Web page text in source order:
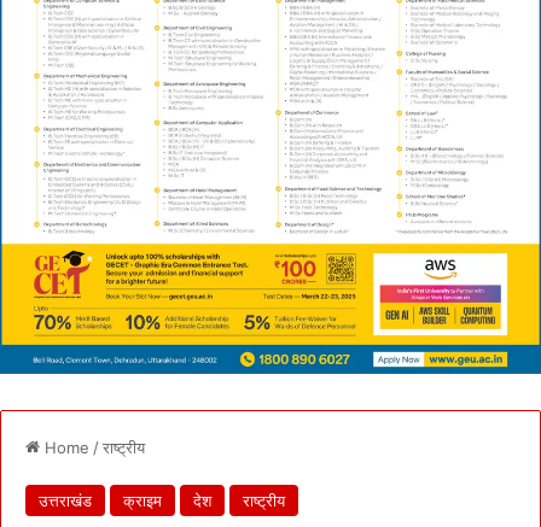
Home /राष्ट्रीय
उत्तराखंड क्राइम देश राष्ट्रीय